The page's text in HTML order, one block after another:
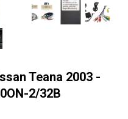
Teana 2003 -
2/32B